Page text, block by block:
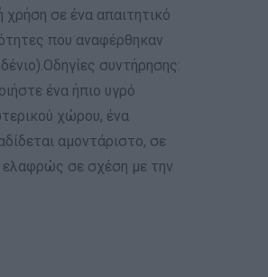
χρήση σε ένα απαιτητικό
που αναφέρθηκαν
συντήρησης:
ένα ήπιο υγρό
χώρου, ένα
αμοντάριστο, σε
ελαφρώς σε σχέση με την